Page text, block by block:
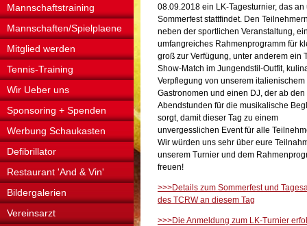
Mannschaftstraining
Mannschaften/Spielplaene
Mitglied werden
Tennis-Training
Wir Ueber uns
Sponsoring + Spenden
Werbung Schaukasten
Defibrillator
Restaurant 'And & Vin'
Bildergalerien
Vereinsarzt
08.09.2018 ein LK-Tagesturnier, das an
Sommerfest stattfindet. Den
neben der sportlichen Veranstaltung,
umfangreiches Rahmenprogramm für
groß zur Verfügung, unter anderem ein
Show-Match im Jungendstil-Outfit,
Verpflegung von unserem italienischem
Gastronomen und einen DJ, der ab den
Abendstunden für die musikalische
sorgt, damit dieser Tag zu einem
unvergesslichen Event für alle
Wir würden uns sehr über eure
unserem Turnier und dem
freuen!
>>>Details zum Sommerfest und
des TCRW an diesem Tag
>>>Die Anmeldung zum LK-Turnier